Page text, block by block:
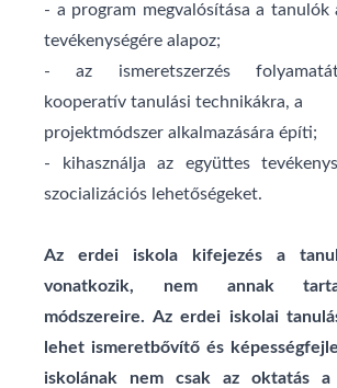
- a program megvalósítása a tanulók
tevékenységére alapoz;
- az ismeretszerzés
kooperatív tanulási technikákra, a
projektmódszer alkalmazására építi;
- kihasználja az együttes
szocializációs lehetőségeket.
Az erdei iskola kifejezés a
vonatkozik, nem annak
módszereire. Az erdei iskolai
lehet ismeretbővítő és
iskolának nem csak az oktatás a